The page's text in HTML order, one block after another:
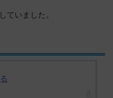
ていました。